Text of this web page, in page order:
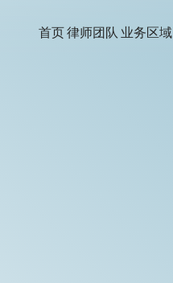
首页律师团队 业务区域